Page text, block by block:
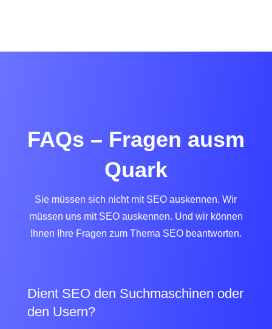
FAQs – Fragen ausm
Quark
Sie müssen sich nicht mit SEO auskennen. Wir
müssen uns mit SEO auskennen. Und wir können
Ihnen Ihre Fragen zum Thema SEO beantworten.
Dient SEO den Suchmaschinen oder
den Usern?